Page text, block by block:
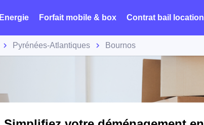
Energie Forfait mobile & box Contrat bail location
Pyrénées-Atlantiques Bournos